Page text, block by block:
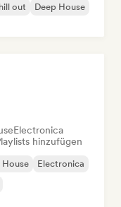
out
Deep House
Electronica
hinzufügen
House
Electronica